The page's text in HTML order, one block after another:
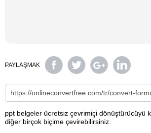
PAYLAŞMAK
ppt belgeler ücretsiz çevrimiçi dönüştürücüyü
diğer birçok biçime çevirebilirsiniz.